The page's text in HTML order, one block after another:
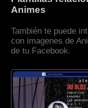
Animes
También te puede
con imagenes de
de tu Facebook.